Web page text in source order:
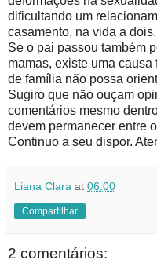
dificultando um
casamento, na vida a dois.
Se o pai passou também
mamas, existe uma
de família não possa
Sugiro que não ouçam
comentários mesmo
devem permanecer entre
Continuo a seu dispor.
Liana Clara at 06:00
Compartilhar
2 comentários: